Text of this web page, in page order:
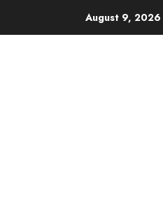
August 9, 2026